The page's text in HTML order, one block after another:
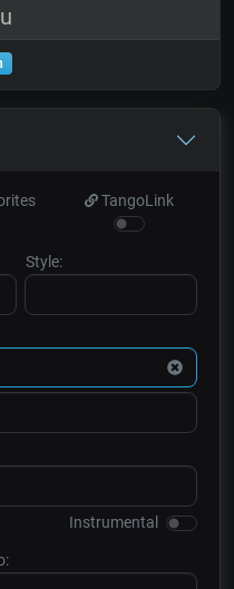
TangoLink
Style:
Instrumental